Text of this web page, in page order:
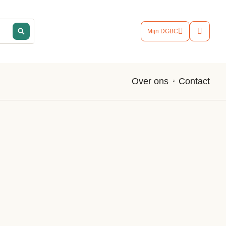
Mijn DGBC
Over ons Contact